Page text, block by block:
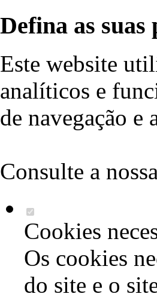
Defina as suas
Este website
analíticos e
de navegação e
Consulte a nossa
Cookies
Os cookies
do site e o